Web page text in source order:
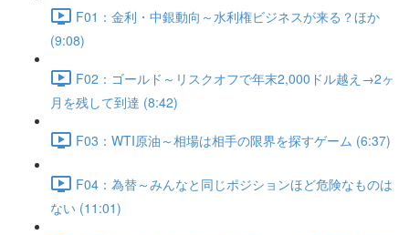
F01：金利・中銀動向～水利権ビジネスが来る？ほか
(9:08)
F02：ゴールド～リスクオフで年末2,000ドル越え→2ヶ
月を残して到達 (8:42)
F03：WTI原油～相場は相手の限界を探すゲーム (6:37)
F04：為替～みんなと同じポジションほど危険なものは
ない (11:01)